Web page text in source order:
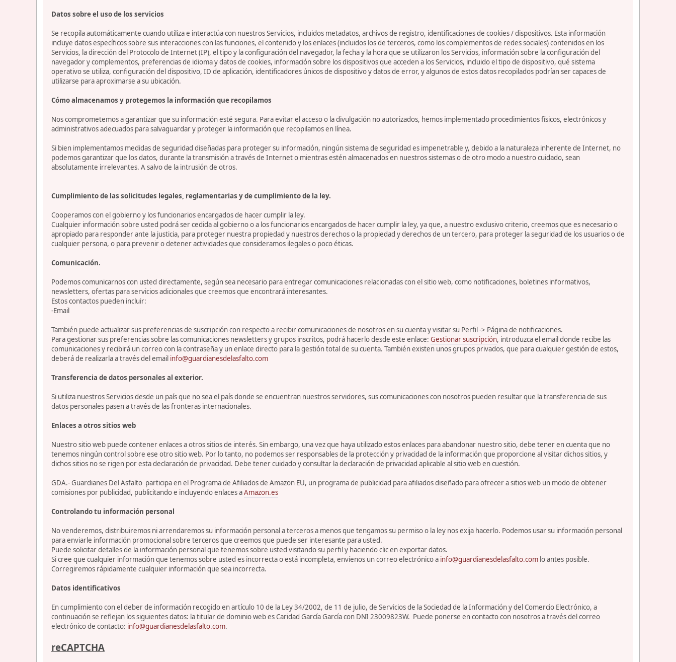
Datos sobre el uso de los servicios
Se recopila automáticamente cuando utiliza e interactúa con nuestros Servicios, incluidos metadatos, archivos de registro, identificaciones de cookies / dispositivos. Esta información
incluye datos específicos sobre sus interacciones con las funciones, el contenido y los enlaces (incluidos los de terceros, como los complementos de redes sociales) contenidos en los
Servicios, la dirección del Protocolo de Internet (IP), el tipo y la configuración del navegador, la fecha y la hora que se utilizaron los Servicios, información sobre la configuración del
navegador y complementos, preferencias de idioma y datos de cookies, información sobre los dispositivos que acceden a los Servicios, incluido el tipo de dispositivo, qué sistema
operativo se utiliza, configuración del dispositivo, ID de aplicación, identificadores únicos de dispositivo y datos de error, y algunos de estos datos recopilados podrían ser capaces de
utilizarse para aproximarse a su ubicación.
Cómo almacenamos y protegemos la información que recopilamos
Nos comprometemos a garantizar que su información esté segura. Para evitar el acceso o la divulgación no autorizados, hemos implementado procedimientos físicos, electrónicos y
administrativos adecuados para salvaguardar y proteger la información que recopilamos en línea.
Si bien implementamos medidas de seguridad diseñadas para proteger su información, ningún sistema de seguridad es impenetrable y, debido a la naturaleza inherente de Internet, no
podemos garantizar que los datos, durante la transmisión a través de Internet o mientras estén almacenados en nuestros sistemas o de otro modo a nuestro cuidado, sean
absolutamente irrelevantes. A salvo de la intrusión de otros.
Cumplimiento de las solicitudes legales, reglamentarias y de cumplimiento de la ley.
Cooperamos con el gobierno y los funcionarios encargados de hacer cumplir la ley.
Cualquier información sobre usted podrá ser cedida al gobierno o a los funcionarios encargados de hacer cumplir la ley, ya que, a nuestro exclusivo criterio, creemos que es necesario o
apropiado para responder ante la justicia, para proteger nuestra propiedad y nuestros derechos o la propiedad y derechos de un tercero, para proteger la seguridad de los usuarios o de
cualquier persona, o para prevenir o detener actividades que consideramos ilegales o poco éticas.
Comunicación.
Podemos comunicarnos con usted directamente, según sea necesario para entregar comunicaciones relacionadas con el sitio web, como notificaciones, boletines informativos,
newsletters, ofertas para servicios adicionales que creemos que encontrará interesantes.
Estos contactos pueden incluir:
-Email
También puede actualizar sus preferencias de suscripción con respecto a recibir comunicaciones de nosotros en su cuenta y visitar su Perfil -> Página de notificaciones.
Para gestionar sus preferencias sobre las comunicaciones newsletters y grupos inscritos, podrá hacerlo desde este enlace: Gestionar suscripción, introduzca el email donde recibe las
comunicaciones y recibirá un correo con la contraseña y un enlace directo para la gestión total de su cuenta. También existen unos grupos privados, que para cualquier gestión de estos,
deberá de realizarla a través del email info@guardianesdelasfalto.com
Transferencia de datos personales al exterior.
Si utiliza nuestros Servicios desde un país que no sea el país donde se encuentran nuestros servidores, sus comunicaciones con nosotros pueden resultar que la transferencia de sus
datos personales pasen a través de las fronteras internacionales.
Enlaces a otros sitios web
Nuestro sitio web puede contener enlaces a otros sitios de interés. Sin embargo, una vez que haya utilizado estos enlaces para abandonar nuestro sitio, debe tener en cuenta que no
tenemos ningún control sobre ese otro sitio web. Por lo tanto, no podemos ser responsables de la protección y privacidad de la información que proporcione al visitar dichos sitios, y
dichos sitios no se rigen por esta declaración de privacidad. Debe tener cuidado y consultar la declaración de privacidad aplicable al sitio web en cuestión.
GDA.- Guardianes Del Asfalto participa en el Programa de Afiliados de Amazon EU, un programa de publicidad para afiliados diseñado para ofrecer a sitios web un modo de obtener
comisiones por publicidad, publicitando e incluyendo enlaces aAmazon.es
Controlando tu información personal
No venderemos, distribuiremos ni arrendaremos su información personal a terceros a menos que tengamos su permiso o la ley nos exija hacerlo. Podemos usar su información personal
para enviarle información promocional sobre terceros que creemos que puede ser interesante para usted.
Puede solicitar detalles de la información personal que tenemos sobre usted visitando su perfil y haciendo clic en exportar datos.
Si cree que cualquier información que tenemos sobre usted es incorrecta o está incompleta, envíenos un correo electrónico a info@guardianesdelasfalto.com lo antes posible.
Corregiremos rápidamente cualquier información que sea incorrecta.
Datos identificativos
En cumplimiento con el deber de información recogido en artículo 10 de la Ley 34/2002, de 11 de julio, de Servicios de la Sociedad de la Información y del Comercio Electrónico, a
continuación se reflejan los siguientes datos: la titular de dominio web es Caridad García García con DNI 23009823W. Puede ponerse en contacto con nosotros a través del correo
electrónico de contacto: info@guardianesdelasfalto.com.
reCAPTCHA